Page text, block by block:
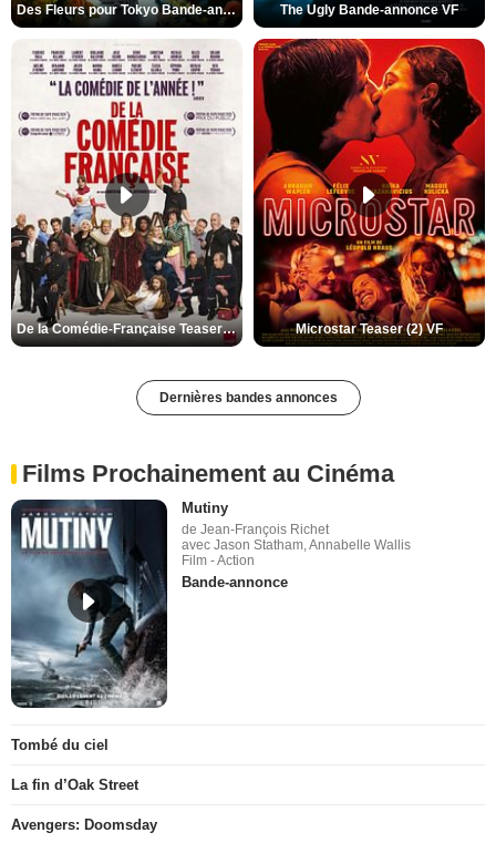
Des Fleurs pour Tokyo Bande-annonce VO STFR The Ugly Bande-annonce VF
De la Comédie-Française Teaser (3) VF Microstar Teaser (2) VF
Dernières bandes annonces
Films Prochainement au Cinéma
Mutiny
de Jean-François Richet
avec Jason Statham, Annabelle Wallis
Film - Action
Bande-annonce
Tombé du ciel
La fin d’Oak Street
Avengers: Doomsday